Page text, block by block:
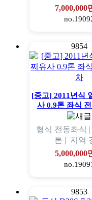
7,000,000
9854
[중고] 2011년식
사 0.9톤 좌식
형식 전동좌식 |
톤 | 지역
5,000,000
9853